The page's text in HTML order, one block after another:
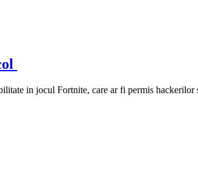
in jocul Fortnite, care ar fi permis